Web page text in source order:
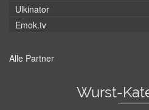
Ulkinator
Emok.tv
Alle Partner
Wurst-